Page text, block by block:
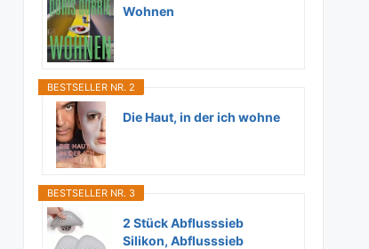
Wohnen
BESTSELLER NR. 2
Die Haut, in der ich wohne
BESTSELLER NR. 3
2 Stück Abflusssieb
Silikon, Abflusssieb